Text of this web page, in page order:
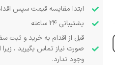
ابتدا مقایسه قیمت سپس
پشتیبانی ۲۴ ساعته
قبل از اقدام به خرید و ثبت
صورت نیاز تماس بگیرید ،
وجود ندارد.